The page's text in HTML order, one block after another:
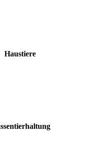
Haustiere